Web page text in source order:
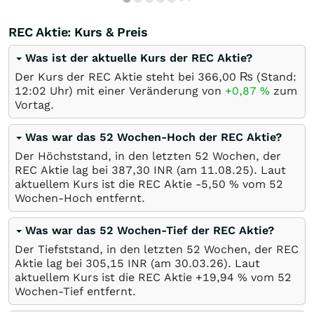
REC Aktie: Kurs & Preis
Was ist der aktuelle Kurs der REC Aktie?
Der Kurs der REC Aktie steht bei 366,00 ₨ (Stand:
12:02 Uhr) mit einer Veränderung von +0,87 % zum
Vortag.
Was war das 52 Wochen-Hoch der REC Aktie?
Der Höchststand, in den letzten 52 Wochen, der
REC Aktie lag bei 387,30 INR (am 11.08.25). Laut
aktuellem Kurs ist die REC Aktie -5,50 % vom 52
Wochen-Hoch entfernt.
Was war das 52 Wochen-Tief der REC Aktie?
Der Tiefststand, in den letzten 52 Wochen, der REC
Aktie lag bei 305,15 INR (am 30.03.26). Laut
aktuellem Kurs ist die REC Aktie +19,94 % vom 52
Wochen-Tief entfernt.